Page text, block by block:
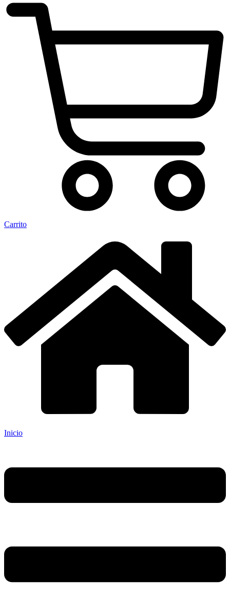
Carrito
Inicio